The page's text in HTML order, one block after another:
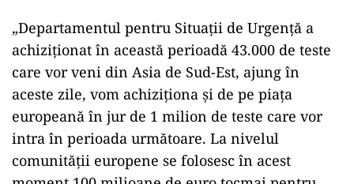
„Departamentul pentru Situații de Urgență a
achiziționat în această perioadă 43.000 de teste
care vor veni din Asia de Sud-Est, ajung în
aceste zile, vom achiziționa și de pe piața
europeană în jur de 1 milion de teste care vor
intra în perioada următoare. La nivelul
comunității europene se folosesc în acest